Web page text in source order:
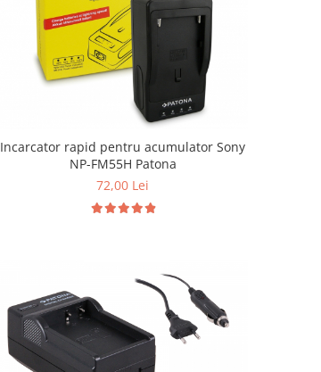
Incarcator rapid pentru acumulator Sony
NP-FM55H Patona
72,00 Lei